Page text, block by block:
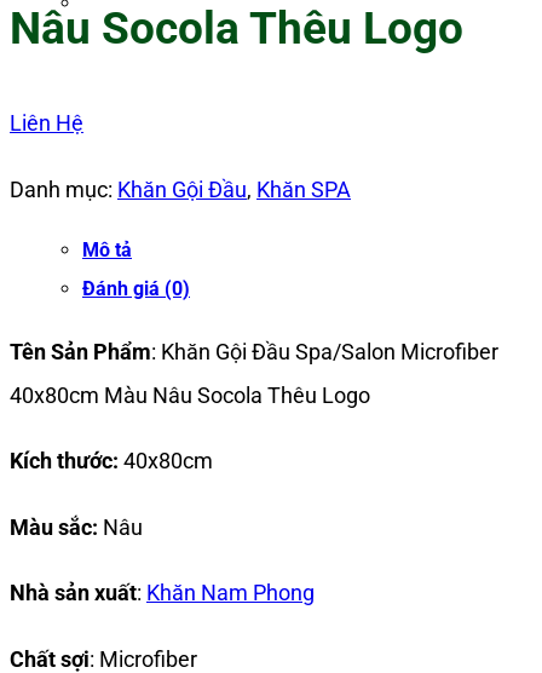
Nâu Socola Thêu Logo
Liên Hệ
Danh mục: Khăn Gội Đầu, Khăn SPA
Mô tả
Đánh giá (0)
Tên Sản Phẩm: Khăn Gội Đầu Spa/Salon Microfiber
40x80cm Màu Nâu Socola Thêu Logo
Kích thước: 40x80cm
Màu sắc: Nâu
Nhà sản xuất: Khăn Nam Phong
Chất sợi: Microfiber